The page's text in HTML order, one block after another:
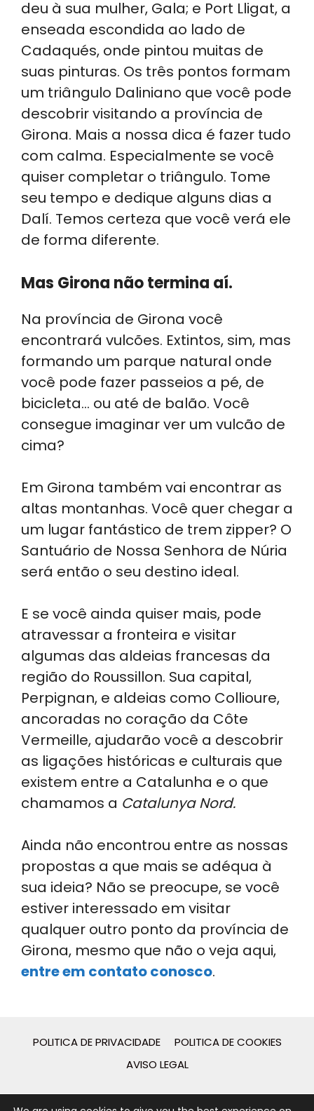
deu à sua mulher, Gala; e Port Lligat, a
enseada escondida ao lado de
Cadaqués, onde pintou muitas de
suas pinturas. Os três pontos formam
um triângulo Daliniano que você pode
descobrir visitando a província de
Girona. Mais a nossa dica é fazer tudo
com calma. Especialmente se você
quiser completar o triângulo. Tome
seu tempo e dedique alguns dias a
Dalí. Temos certeza que você verá ele
de forma diferente.
Mas Girona não termina aí.
Na província de Girona você
encontrará vulcões. Extintos, sim, mas
formando um parque natural onde
você pode fazer passeios a pé, de
bicicleta… ou até de balão. Você
consegue imaginar ver um vulcão de
cima?
Em Girona também vai encontrar as
altas montanhas. Você quer chegar a
um lugar fantástico de trem zipper? O
Santuário de Nossa Senhora de Núria
será então o seu destino ideal.
E se você ainda quiser mais, pode
atravessar a fronteira e visitar
algumas das aldeias francesas da
região do Roussillon. Sua capital,
Perpignan, e aldeias como Collioure,
ancoradas no coração da Côte
Vermeille, ajudarão você a descobrir
as ligações históricas e culturais que
existem entre a Catalunha e o que
chamamos a Catalunya Nord.
Ainda não encontrou entre as nossas
propostas a que mais se adéqua à
sua ideia? Não se preocupe, se você
estiver interessado em visitar
qualquer outro ponto da província de
Girona, mesmo que não o veja aqui,
entre em contato conosco.
POLITICA DE PRIVACIDADE
POLITICA DE COOKIES
AVISO LEGAL
2026 - © Guies de Catalunya - Desarrollo web por